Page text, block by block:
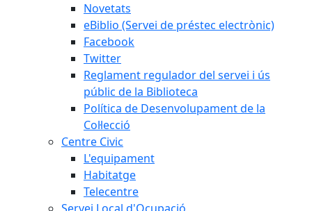
Novetats
eBiblio (Servei de préstec electrònic)
Facebook
Twitter
Reglament regulador del servei i ús
públic de la Biblioteca
Política de Desenvolupament de la
Col·lecció
Centre Civic
L'equipament
Habitatge
Telecentre